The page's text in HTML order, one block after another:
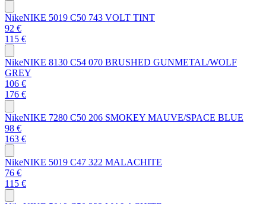
NikeNIKE 5019 C50 743 VOLT TINT
92 €
115 €
NikeNIKE 8130 C54 070 BRUSHED GUNMETAL/WOLF
GREY
106 €
176 €
NikeNIKE 7280 C50 206 SMOKEY MAUVE/SPACE BLUE
98 €
163 €
NikeNIKE 5019 C47 322 MALACHITE
76 €
115 €